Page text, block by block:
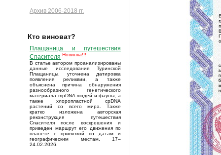
Архив 2006-2018 гг.
Кто виноват?
Плащаница и путешествия
Спасителя Новинка!!!
В статье автором проанализированы
данные исследования Туринской
Плащаницы, уточнена датировка
появления реликвии, а также
объяснена причина обнаружения
разнообразного генетического
материала mpDNA людей и фауны, а
также хлоропластной cpDNA
растений со всего мира. Также
кратко изложена авторская
реконструкция путешествия
Спасителя после воскрешения и
приведен маршрут его движения по
планете с привязкой по датам и
географическим местам. 17–
24.02.2026.